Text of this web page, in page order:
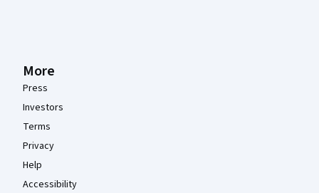
More
Press
Investors
Terms
Privacy
Help
Accessibility